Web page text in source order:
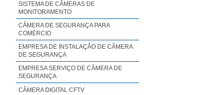
SISTEMA DE CÂMERAS DE
MONITORAMENTO
CÂMERA DE SEGURANÇA PARA
COMÉRCIO
EMPRESA DE INSTALAÇÃO DE CÂMERA
DE SEGURANÇA
EMPRESA SERVIÇO DE CÂMERA DE
SEGURANÇA
CÂMERA DIGITAL CFTV